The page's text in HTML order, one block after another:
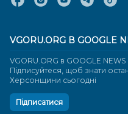
VGORU.ORG В GOOGLE
VGORU.ORG в GOOGLE NEWS
Підписуйтеся, щоб знати
Херсонщини сьогодні
Підписатися